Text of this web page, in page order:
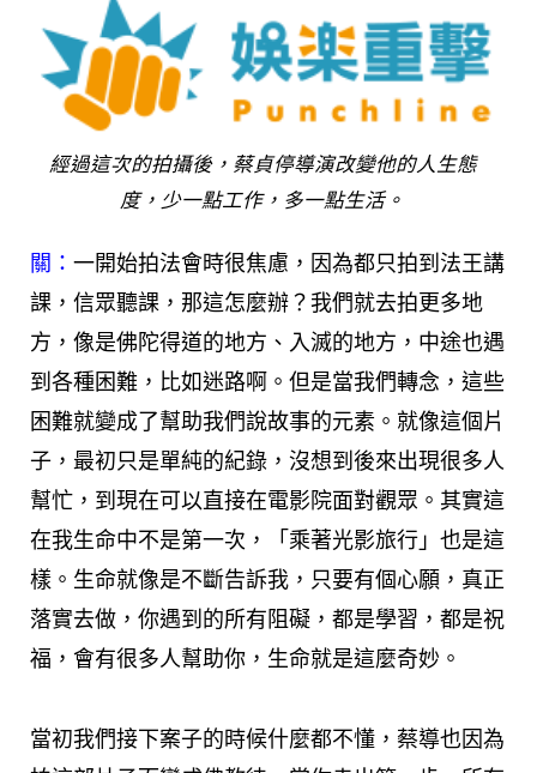
經過這次的拍攝後，蔡貞停導演改變他的人生態
度，少一點工作，多一點生活。
關： 一開始拍法會時很焦慮，因為都只拍到法王講
課，信眾聽課，那這怎麼辦？我們就去拍更多地
方，像是佛陀得道的地方、入滅的地方，中途也遇
到各種困難，比如迷路啊。但是當我們轉念，這些
困難就變成了幫助我們說故事的元素。就像這個片
子，最初只是單純的紀錄，沒想到後來出現很多人
幫忙，到現在可以直接在電影院面對觀眾。其實這
在我生命中不是第一次，「乘著光影旅行」也是這
樣。生命就像是不斷告訴我，只要有個心願，真正
落實去做，你遇到的所有阻礙，都是學習，都是祝
福，會有很多人幫助你，生命就是這麼奇妙。
當初我們接下案子的時候什麼都不懂，蔡導也因為